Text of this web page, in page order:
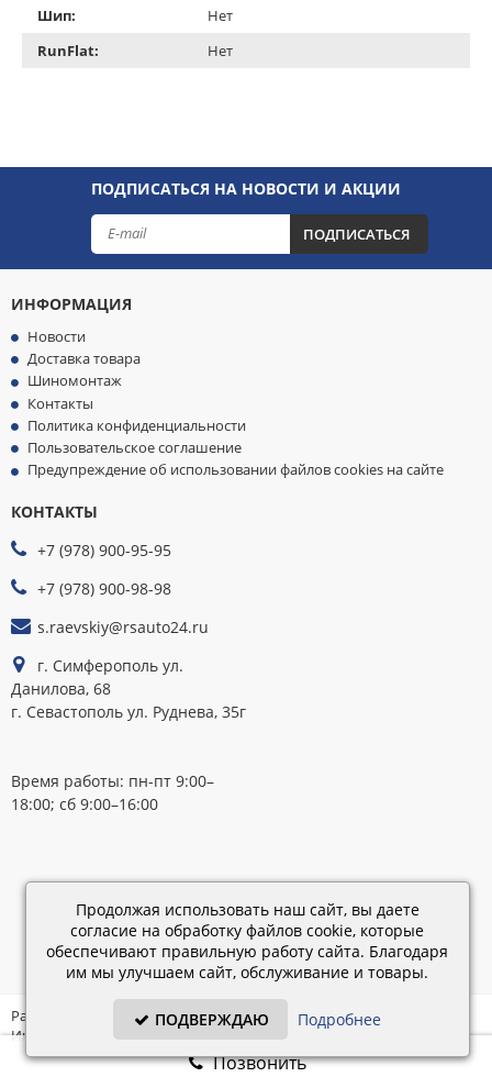
Шип:
Нет
RunFlat:
Нет
ПОДПИСАТЬСЯ НА НОВОСТИ И АКЦИИ
ПОДПИСАТЬСЯ
ИНФОРМАЦИЯ
Новости
Доставка товара
Шиномонтаж
Контакты
Политика конфиденциальности
Пользовательское соглашение
Предупреждение об использовании файлов cookies на сайте
КОНТАКТЫ
+7 (978) 900-95-95
+7 (978) 900-98-98
s.raevskiy@rsauto24.ru
г. Симферополь ул.
Данилова, 68
г. Севастополь ул. Руднева, 35г
Время работы: пн-пт 9:00–
18:00; сб 9:00–16:00
Каталог
28.02.2019
15:45
Разработка: «IT - Консультант» ©
Интернет-магазин на платформе «Электронный заказ» ©
Продолжая использовать наш сайт, вы даете
согласие на обработку файлов cookie, которые
обеспечивают правильную работу сайта. Благодаря
им мы улучшаем сайт, обслуживание и товары.
ПОДВЕРЖДАЮ Подробнее
Позвонить